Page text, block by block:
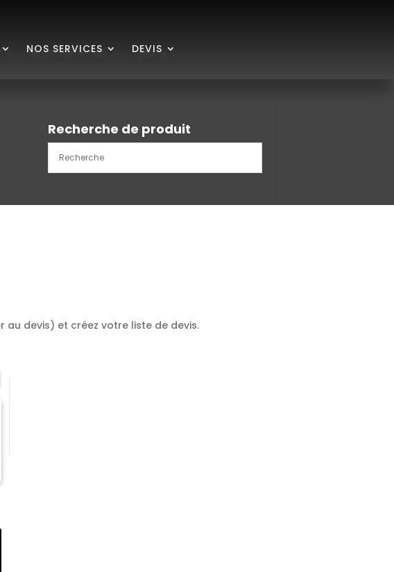
NOS SERVICES DEVIS
Recherche de produit
devis) et créez votre liste de devis.